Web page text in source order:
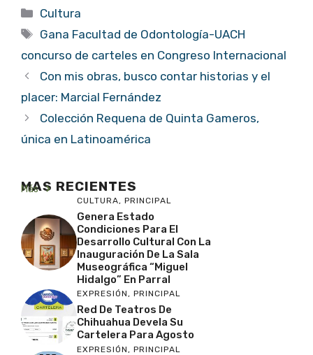
Categorías
Cultura
Etiquetas
Gana Facultad de Odontología-UACH
concurso de carteles en Congreso Internacional
Con mis obras, busco contar historias y el
placer: Marcial Fernández
Colección Requena de Quinta Gameros,
única en Latinoamérica
MAS RECIENTES
Más
CULTURA, PRINCIPAL
Genera Estado
Condiciones Para El
Desarrollo Cultural Con La
Inauguración De La Sala
Museográfica “Miguel
Hidalgo” En Parral
EXPRESIÓN, PRINCIPAL
Red De Teatros De
Chihuahua Devela Su
Cartelera Para Agosto
EXPRESIÓN , PRINCIPAL